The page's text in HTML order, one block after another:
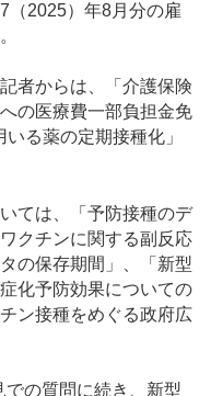
2025）年8月分の雇
者からは、「介護保険
の医療費一部負担金免
る薬の定期接種化」
ては、「予防接種のデ
クチンに関する副反応
の保存期間」、「新型
化予防効果についての
ン接種をめぐる政府広
の質問に続き、新型